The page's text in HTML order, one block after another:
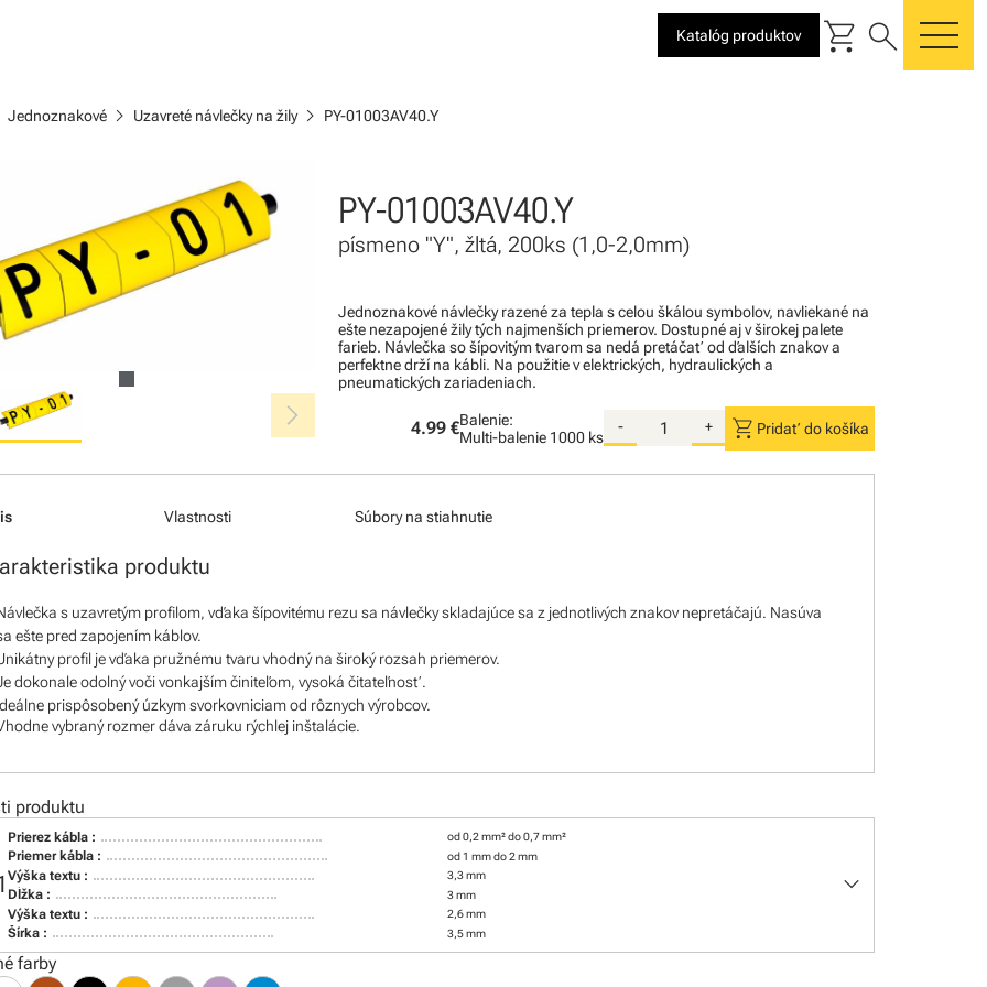
Katalóg produktov shopping_cart search
Jednoznakové chevron_right Uzavreté návlečky na žilychevron_right PY-01003AV40.Y
chevron_right
PY-01003AV40.Y
písmeno "Y", žltá, 200ks (1,0-2,0mm)
Jednoznakové návlečky razené za tepla s celou škálou symbolov, navliekané na
ešte nezapojené žily tých najmenších priemerov. Dostupné aj v širokej palete
farieb. Návlečka so šípovitým tvarom sa nedá pretáčať od ďalších znakov a
perfektne drží na kábli. Na použitie v elektrických, hydraulických a
pneumatických zariadeniach.
4.99 €Balenie:
Multi-balenie 1000 ks
- + shopping_cart Pridať do košíka
Vlastnosti Súbory na stiahnutie
produktu
s uzavretým profilom, vďaka šípovitému rezu sa návlečky skladajúce sa z jednotlivých znakov nepretáčajú. Nasúva
ešte pred zapojením káblov.
profil je vďaka pružnému tvaru vhodný na široký rozsah priemerov.
dokonale odolný voči vonkajším činiteľom, vysoká čitateľnosť.
prispôsobený úzkym svorkovniciam od rôznych výrobcov.
vybraný rozmer dáva záruku rýchlej inštalácie.
produktu
Prierez kábla : od 0,2 mm² do 0,7 mm²
Priemer kábla : od 1 mm do 2 mm
Výška textu : 3,3 mm
Dĺžka : 3 mm
Výška textu : 2,6 mm
Šírka : 3,5 mm
keyboard_arrow_down
farby